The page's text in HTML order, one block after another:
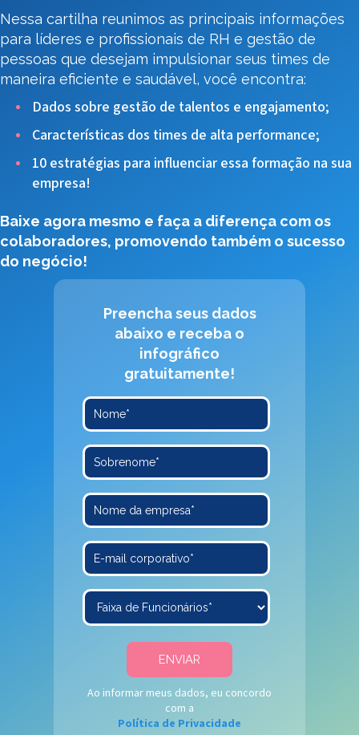
Nessa cartilha reunimos as principais informações
para líderes e profissionais de RH e gestão de
pessoas que desejam impulsionar seus times de
maneira eficiente e saudável, você encontra:
Dados sobre gestão de talentos e engajamento;
Características dos times de alta performance;
10 estratégias para influenciar essa formação na sua
empresa!
Baixe agora mesmo e faça a diferença com os
colaboradores, promovendo também o sucesso
do negócio!
Preencha seus dados
abaixo e receba o
infográfico
gratuitamente!
Ao informar meus dados, eu concordo
com a
Política de Privacidade